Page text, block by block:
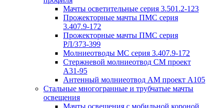
Мачты осветительные серия 3.501.2-123
Прожекторные мачты ПМС серия
3.407.9-172
Прожекторные мачты ПМС серия
РЛ/373-399
Молниеотводы МС серия 3.407.9-172
Стержневой молниеотвод СМ проект
А31-95
Антенный молниеотвод АМ проект А105
Стальные многогранные и трубчатые мачты
освещения
Мачты освещения с мобильной короной